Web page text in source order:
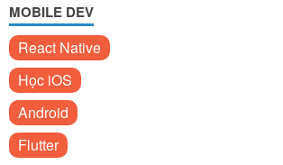
MOBILE DEV
React Native
Học iOS
Android
Flutter